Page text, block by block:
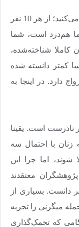
تنها شما نیستید که چنین علائمی را تجربه می‌کنید؛ از هر 10 نفر
هم‌درد است، شما
کاملا شناخته‌شده،
کمتر دانسته شده
دارد. در اینجا به
نادرست است. یقینا
زنان با احتمال سه
اما چرا این
معتقدند
دانست. بسیاری از
میگرنی را تجربه
که تخمک‌گذاری